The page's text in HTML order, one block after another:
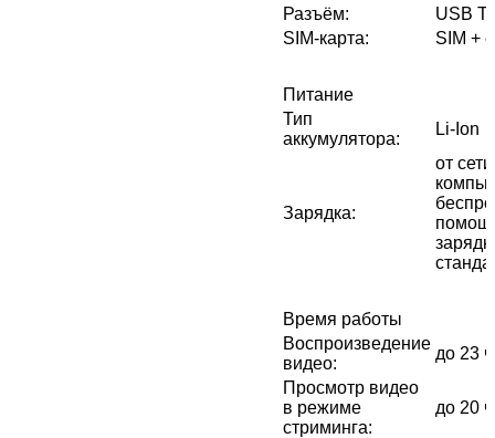
Разъём:
USB
SIM-карта: SIM +
Питание
Тип
аккумулятора:
Li-Ion
Зарядка:
от
Время работы
Воспроизведение
видео:
до 23
Просмотр видео
в режиме
стриминга:
до 20